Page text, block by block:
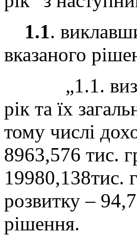
1.1.
вказаного
„1.1.
рік та їх
тому числі
8963,576 тис.
19980,138тис.
розвитку –
рішення.